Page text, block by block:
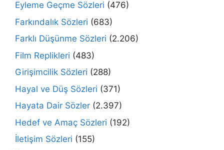
Eyleme Geçme Sözleri (476)
Farkındalık Sözleri (683)
Farklı Düşünme Sözleri (2.206)
Film Replikleri (483)
Girişimcilik Sözleri (288)
Hayal ve Düş Sözleri (371)
Hayata Dair Sözler (2.397)
Hedef ve Amaç Sözleri (192)
İletişim Sözleri (155)